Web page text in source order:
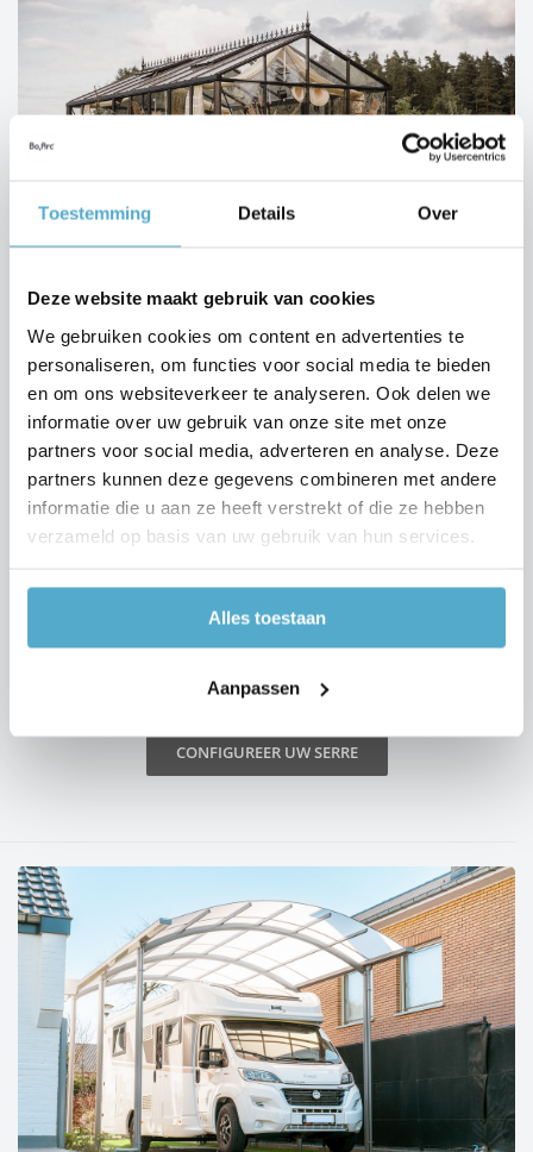
Toestemming Details Over
Deze website maakt gebruik van cookies
We gebruiken cookies om content en advertenties te
personaliseren, om functies voor social media te bieden
en om ons websiteverkeer te analyseren. Ook delen we
informatie over uw gebruik van onze site met onze
partners voor social media, adverteren en analyse. Deze
partners kunnen deze gegevens combineren met andere
informatie die u aan ze heeft verstrekt of die ze hebben
verzameld op basis van uw gebruik van hun services.
Alles toestaan
Aanpassen
Aluminium serres en tuinkamers
Droom je van een prachtige tuinkamer of serre om je
woning of tuin helemaal compleet te maken?
BOzARC is officiële verdeler van de kwaliteitsvolle
tuinkassen van Janssens AluSystems.
Verken de ruime collectie en voeg accessoires (bv.
zonwering) toe, of … laat je fantasie de vrije loop! Met
serre of tuinkamer samen.
CONFIGUREER UW SERRE